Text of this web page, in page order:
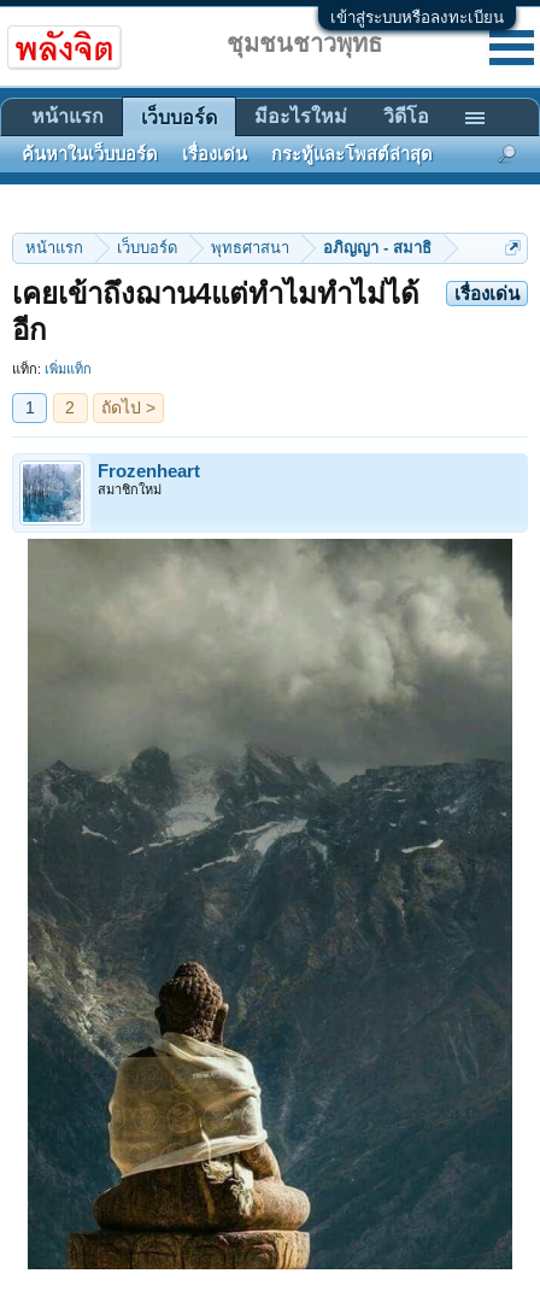
เข้าสู่ระบบหรือลงทะเบียน
หน้าแรก เว็บบอร์ด พุทธศาสนา อภิญญา - สมาธิ
เรื่องเด่น
เคยเข้าถึงฌาน4แต่ทำไมทำไม่ได้
อีก
แท็ก: เพิ่มแท็ก
1 2 ถัดไป >
Frozenheart
สมาชิกใหม่
ชุมชนชาวพุทธ
หน้าแรก เว็บบอร์ด
ค้นหาในเว็บบอร์ด เรื่องเด่น กระทู้และโพสต์ล่าสุด
มีอะไรใหม่ วิดีโอ